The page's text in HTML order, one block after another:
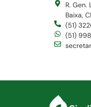
R. Gen.
Baixa,
(51)
(51)